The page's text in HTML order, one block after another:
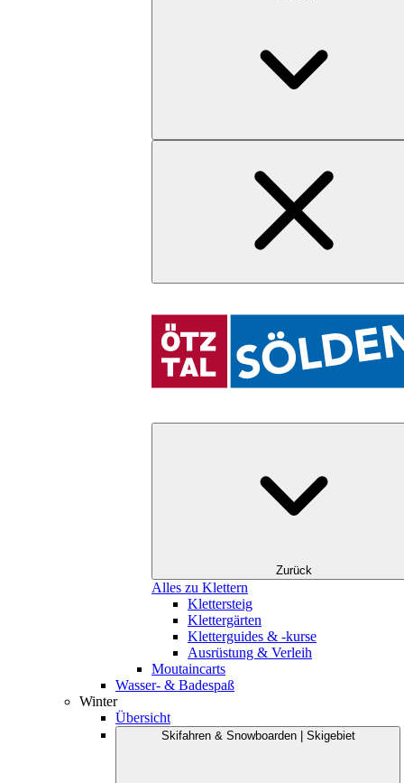
Zurück
Alles zu Klettern
Klettersteig
Klettergärten
Kletterguides & -kurse
Ausrüstung & Verleih
Moutaincarts
Wasser- & Badespaß
Winter
Übersicht
Skifahren & Snowboarden | Skigebiet